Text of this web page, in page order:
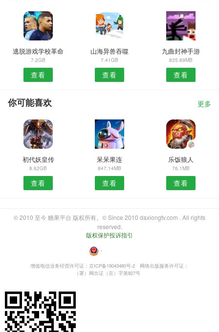
逃脱游戏学校革命
7.2GB
查看
山海异兽吞噬
7.41GB
查看
九曲封神手游
835.89MB
查看
你可能喜欢 更多
初代妖皇传
8.62GB
查看
呆呆果连
847.14MB
查看
乐饭狼人
76.1MB
查看
© 2010 至今 糖果平台 版权所有。© Since 2010 daxiongtv.com . All rights
reserved.
版权保护投诉指引
・
增值电信业务经营许可证：京ICP备19043480号-2
网络出版服务许可证：
（署）网出证（京）字第827号